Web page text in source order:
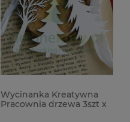
Wycinanka Kreatywna
Pracownia drzewa 3szt x